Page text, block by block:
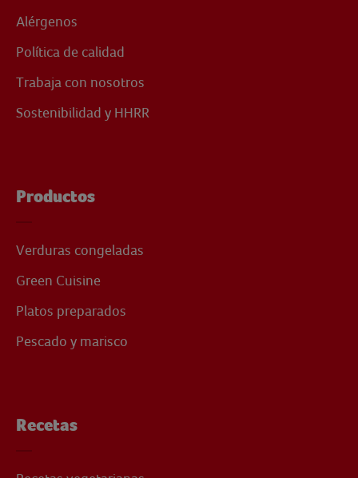
Alérgenos
Política de calidad
Trabaja con nosotros
Sostenibilidad y HHRR
Productos
Verduras congeladas
Green Cuisine
Platos preparados
Pescado y marisco
Recetas